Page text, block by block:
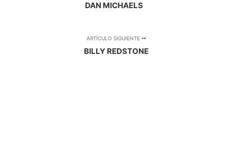
DAN MICHAELS
ARTÍCULO SIGUIENTE
BILLY REDSTONE